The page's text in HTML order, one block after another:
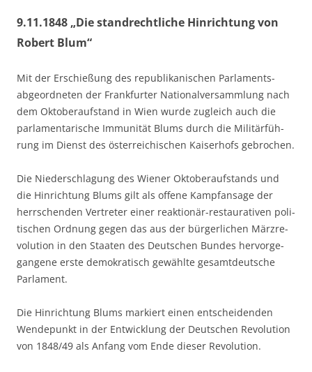
9.11.1848 „Die standrechtliche Hinrichtung von
Robert Blum“
Mit der Erschie­ßung des repu­bli­ka­ni­schen Par­la­ments-
abge­ord­ne­ten der Frank­fur­ter Natio­nal­ver­samm­lung nach
dem Okto­ber­auf­stand in Wien wur­de zugleich auch die
par­la­men­ta­ri­sche Immu­ni­tät Blums durch die Mili­tär­füh­
rung im Dienst des öster­rei­chi­schen Kai­ser­hofs gebrochen.
Die Nie­der­schla­gung des Wie­ner Okto­ber­auf­stands und
die Hin­rich­tung Blums gilt als offe­ne Kampf­an­sa­ge der
herr­schen­den Ver­tre­ter einer reak­tio­när-restau­ra­ti­ven poli­
ti­schen Ord­nung gegen das aus der bür­ger­li­chen März­re­
vo­lu­ti­on in den Staa­ten des Deut­schen Bun­des her­vor­ge­
gan­ge­ne ers­te demo­kra­tisch gewähl­te gesamt­deut­sche
Parlament.
Die Hin­rich­tung Blums mar­kiert einen ent­schei­den­den
Wen­de­punkt in der Ent­wick­lung der Deut­schen Revo­lu­ti­on
von 1848/49 als Anfang vom Ende die­ser Revolution.